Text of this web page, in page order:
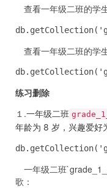
查看一年级二班的学
查看一年级二班的学
练习删除
１.一年级二班
年龄为 8 岁，兴趣爱好
一年级二班
歌：